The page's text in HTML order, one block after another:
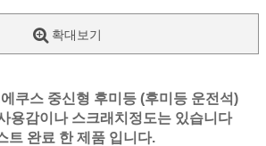
확대보기
쿠스 중신형 후미등 (후미등 운전석)
용감이나 스크래치정도는 있습니다
트 완료 한 제품 입니다.